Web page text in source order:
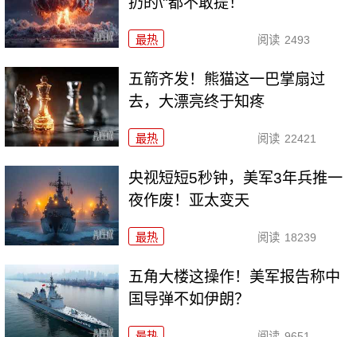
最热 阅读 2493
五箭齐发！熊猫这一巴掌扇过
去，大漂亮终于知疼
最热 阅读 22421
央视短短5秒钟，美军3年兵推一
夜作废！亚太变天
最热 阅读 18239
五角大楼这操作！美军报告称中
国导弹不如伊朗？